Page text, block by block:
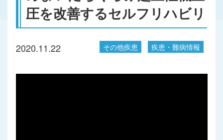
圧を改善するセルフリハビリ
2020.11.22 その他疾患 疾患・難病情報